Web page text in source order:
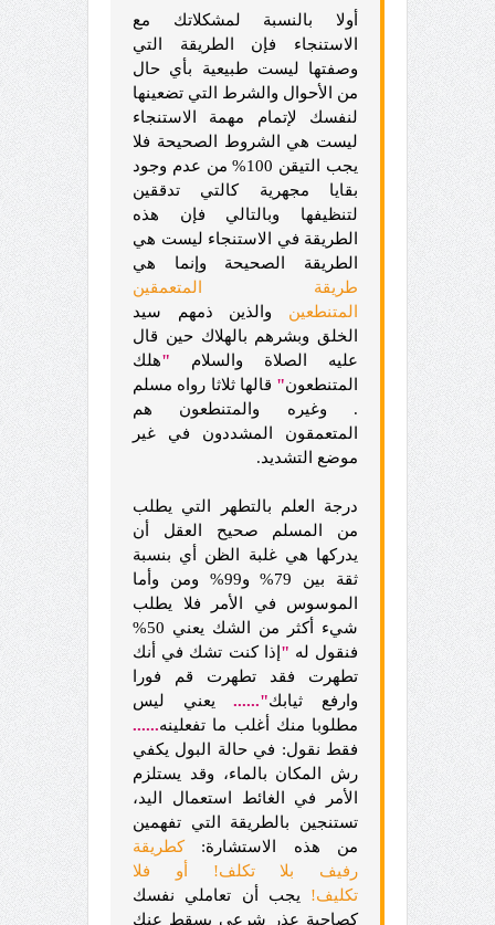
أولا بالنسبة لمشكلاتك مع
الاستنجاء فإن الطريقة التي
وصفتها ليست طبيعية بأي حال
من الأحوال والشرط التي تضعينها
لنفسك لإتمام مهمة الاستنجاء
ليست هي الشروط الصحيحة فلا
يجب التيقن 100% من عدم وجود
بقايا مجهرية كالتي تدققين
لتنظيفها وبالتالي فإن هذه
الطريقة في الاستنجاء ليست هي
الطريقة الصحيحة وإنما هي
طريقة المتعمقين
المتنطعين والذين ذمهم سيد
الخلق وبشرهم بالهلاك حين قال
عليه الصلاة والسلام "هلك
المتنطعون" قالها ثلاثا رواه مسلم
. وغيره والمتنطعون هم
المتعمقون المشددون في غير
موضع التشديد.
درجة العلم بالتطهر التي يطلب
من المسلم صحيح العقل أن
يدركها هي غلبة الظن أي بنسبة
ثقة بين 79% و99% ومن وأما
الموسوس في الأمر فلا يطلب
شيء أكثر من الشك يعني 50%
فنقول له " إذا كنت تشك في أنك
تطهرت فقد تطهرت قم فورا
وارفع ثيابك"......يعني ليس
مطلوبا منك أغلب ما تفعلينه......
فقط نقول: في حالة البول يكفي
رش المكان بالماء، وقد يستلزم
الأمر في الغائط استعمال اليد،
تستنجين بالطريقة التي تفهمين
من هذه الاستشارة:كطريقة
رفيف بلا تكلف! أو فلا
تكليف! يجب أن تعاملي نفسك
كصاحبة عذر شرعي يسقط عنك